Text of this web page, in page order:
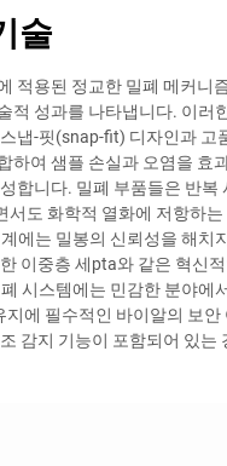
술
적용된 정교한 밀폐 메커니
적 성과를 나타냅니다. 이러
냅-핏(snap-fit) 디자인과 고
하여 샘플 손실과 오염을 효
합니다. 밀폐 부품들은 반복
서도 화학적 열화에 저항하는
에는 밀봉의 신뢰성을 해치
이중층 세pta와 같은 혁신
시스템에는 민감한 분야에
에 필수적인 바이알의 보안
감지 기능이 포함되어 있는